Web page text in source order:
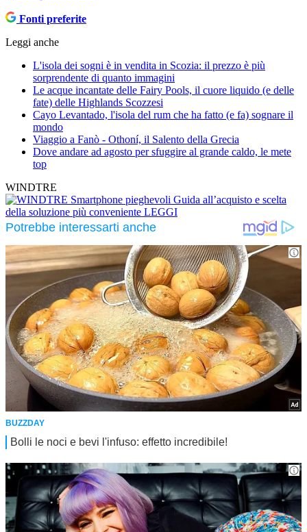
Fonti preferite
Leggi anche
L'isola dei sogni è in vendita in Scozia: il prezzo è più
sorprendente di quanto immagini
Le acque incantate delle Fairy Pools, il cuore liquido (e delle
fate) delle Highlands Scozzesi
Cayo Levantado, l'isola del rum che ha fatto (e fa) sognare il
mondo
Viaggio a Fanò - Othoní, il Salento della Grecia
Dove andare ad agosto per sfuggire al grande caldo, le mete
top
WINDTRE
Smartphone pieghevoli Guida all’acquisto e scelta
della soluzione più conveniente LEGGI